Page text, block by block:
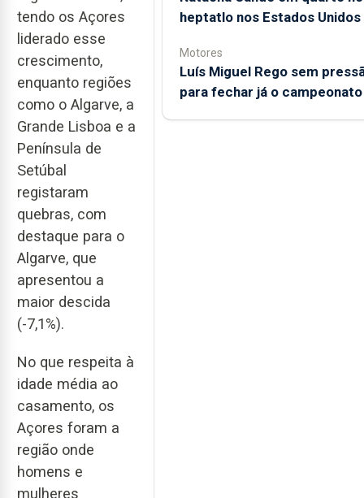
tendo os Açores
liderado esse
crescimento,
enquanto regiões
como o Algarve, a
Grande Lisboa e a
Península de
Setúbal
registaram
quebras, com
destaque para o
Algarve, que
apresentou a
maior descida
(-7,1%).
No que respeita à
idade média ao
casamento, os
Açores foram a
região onde
homens e
mulheres
heptatlo nos Estados Unidos
Motores
Luís Miguel Rego sem
para fechar já o campeonato